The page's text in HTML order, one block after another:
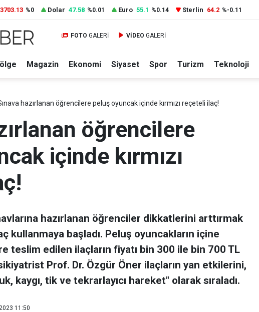
%0 Dolar 47.58 %0.01 Euro 55.1 %0.14 Sterlin 64.2 %-0.11
FOTO GALERİ VİDEO GALERİ
Magazin Ekonomi Siyaset Spor Turizm Teknoloji
hazırlanan öğrencilere peluş oyuncak içinde kırmızı reçeteli ilaç!
öğrencilere
içinde kırmızı
hazırlanan öğrenciler dikkatlerini arttırmak
kullanmaya başladı. Peluş oyuncakların içine
teslim edilen ilaçların fiyatı bin 300 ile bin 700 TL
Prof. Dr. Özgür Öner ilaçların yan etkilerini,
kaygı, tik ve tekrarlayıcı hareket" olarak sıraladı.
11:50